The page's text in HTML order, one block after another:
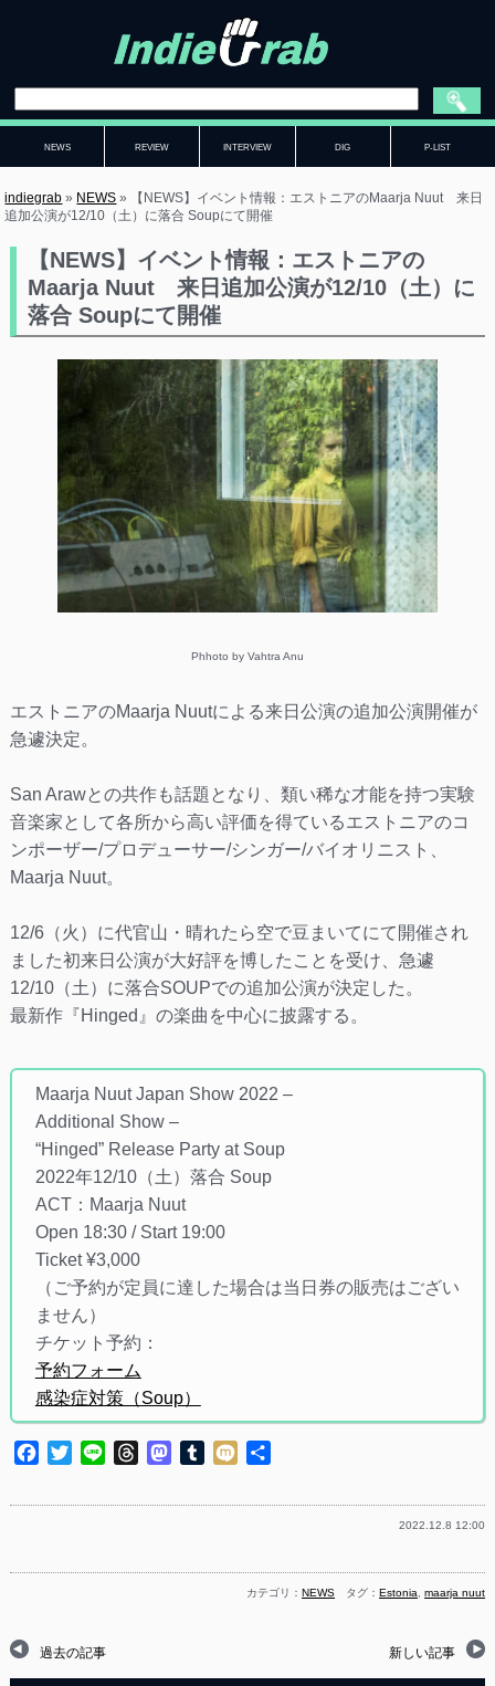
NEWS REVIEW INTERVIEW DIG P-LIST
indiegrab » NEWS »
【NEWS】イベント情報：エストニアのMaarja Nuut 来日
追加公演が12/10（土）に落合 Soupにて開催
【NEWS】イベント情報：エストニアの
Maarja Nuut 来日追加公演が12/10（土）に
落合 Soupにて開催
Phhoto by Vahtra Anu
エストニアのMaarja Nuutによる来日公演の追加公演開催が
急遽決定。
San Arawとの共作も話題となり、類い稀な才能を持つ実験
音楽家として各所から高い評価を得ているエストニアのコ
ンポーザー/プロデューサー/シンガー/バイオリニスト、
Maarja Nuut。
12/6（火）に代官山・晴れたら空で豆まいてにて開催され
ました初来日公演が大好評を博したことを受け、急遽
12/10（土）に落合SOUPでの追加公演が決定した。
最新作『Hinged』の楽曲を中心に披露する。
Maarja Nuut Japan Show 2022 –
Additional Show –
“Hinged” Release Party at Soup
2022年12/10（土）落合 Soup
ACT：Maarja Nuut
Open 18:30 / Start 19:00
Ticket ¥3,000
（ご予約が定員に達した場合は当日券の販売はござい
ません）
チケット予約：
予約フォーム
感染症対策（Soup）
Facebook
TwitterLine ThreadsMastodon
Tumblr
Mixi
2022.12.8 12:00
カテゴリ：NEWS タグ：Estonia,maarja nuut
過去の記事 新しい記事